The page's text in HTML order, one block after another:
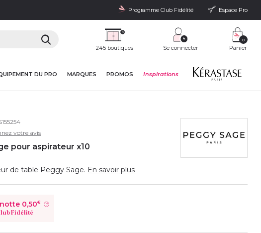
Programme Club Fidélité Espace Pro
245 boutiques Se connecter Panier
0
DU PRO MARQUES PROMOS Inspirations
votre avis
pour aspirateur x10
de table Peggy Sage. En savoir plus
0,50€
Fidélité
?